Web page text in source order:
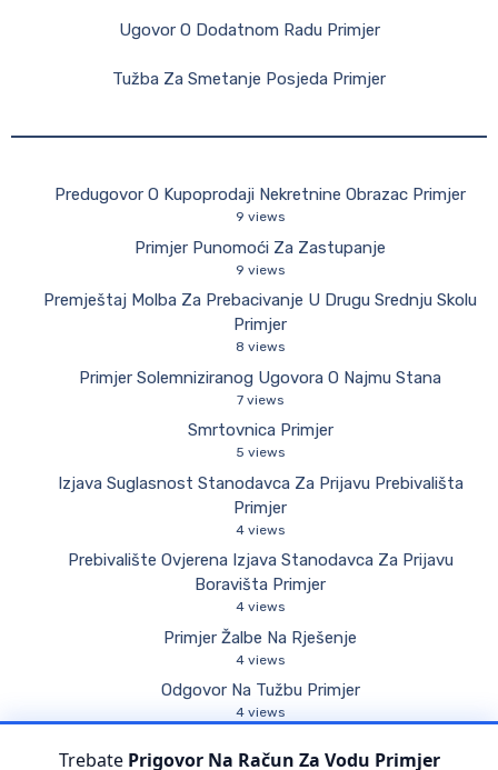
Ugovor O Dodatnom Radu Primjer
Tužba Za Smetanje Posjeda Primjer
Predugovor O Kupoprodaji Nekretnine Obrazac Primjer
9 views
Primjer Punomoći Za Zastupanje
9 views
Premještaj Molba Za Prebacivanje U Drugu Srednju Skolu
Primjer
8 views
Primjer Solemniziranog Ugovora O Najmu Stana
7 views
Smrtovnica Primjer
5 views
Izjava Suglasnost Stanodavca Za Prijavu Prebivališta
Primjer
4 views
Prebivalište Ovjerena Izjava Stanodavca Za Prijavu
Boravišta Primjer
4 views
Primjer Žalbe Na Rješenje
4 views
Odgovor Na Tužbu Primjer
4 views
4 views
Trebate Prigovor Na Račun Za Vodu Primjer